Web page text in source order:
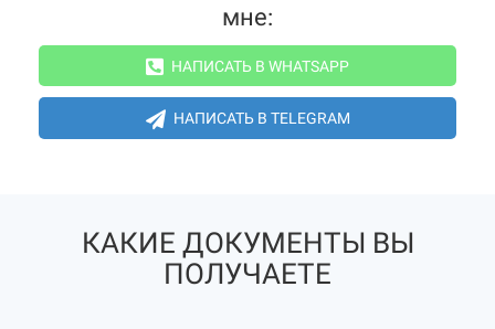
мне:
НАПИСАТЬ В WHATSAPP
НАПИСАТЬ В TELEGRAM
КАКИЕ ДОКУМЕНТЫ ВЫ
ПОЛУЧАЕТЕ